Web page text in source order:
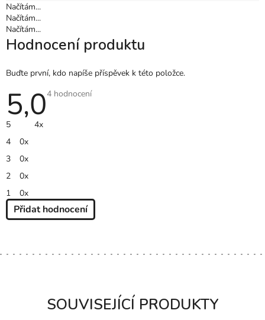
SOUVISEJÍCÍ PRODUKTY
Načítám...
Načítám...
Načítám...
Hodnocení produktu
Buďte první, kdo napíše příspěvek k této položce.
5,0Průměrné
4 hodnocení
5
4x
4
0x
3
0x
2
0x
1
0x
Přidat hodnocení